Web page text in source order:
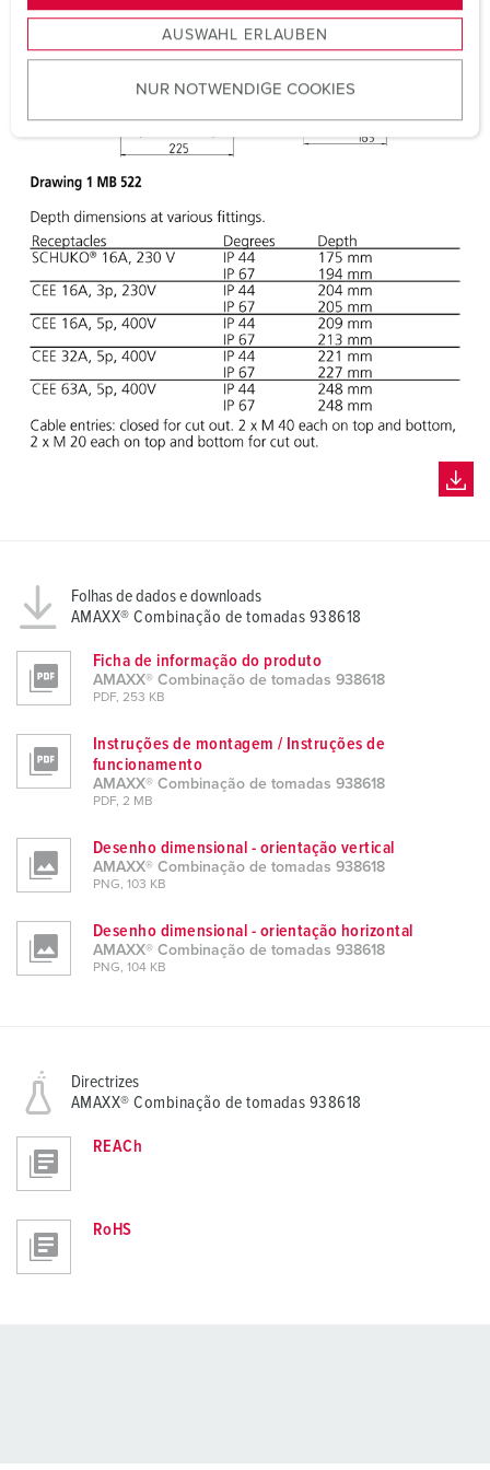
s
u
w
AUSWAHL ERLAUBEN
NUR NOTWENDIGE COOKIES
Folhas de dados e downloads
AMAXX® Combinação de tomadas 938618
Ficha de informação do produto
AMAXX® Combinação de tomadas 938618
PDF, 253 KB
Instruções de montagem / Instruções de
funcionamento
AMAXX® Combinação de tomadas 938618
PDF, 2 MB
Desenho dimensional - orientação vertical
AMAXX® Combinação de tomadas 938618
PNG, 103 KB
Desenho dimensional - orientação horizontal
AMAXX® Combinação de tomadas 938618
PNG, 104 KB
Directrizes
AMAXX® Combinação de tomadas 938618
REACh
RoHS